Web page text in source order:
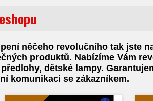
něčeho revolučního tak jste
produktů. Nabízíme Vám
dětské lampy.
komunikaci se zákazníkem.